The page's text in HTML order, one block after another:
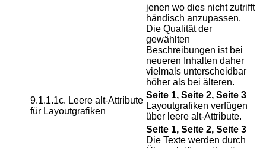
jenen wo dies nicht zutrifft
händisch anzupassen.
Die Qualität der
gewählten
Beschreibungen ist bei
neueren Inhalten daher
vielmals unterscheidbar
höher als bei älteren.
9.1.1.1c. Leere alt-Attribute
für Layoutgrafiken
Seite 1, Seite 2, Seite 3
Layoutgrafiken verfügen
über leere alt-Attribute.
Seite 1, Seite 2, Seite 3
Die Texte werden durch